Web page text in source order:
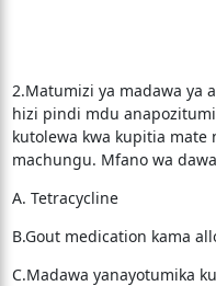
2.Matumizi ya madawa ya
hizi pindi mdu
kutolewa kwa kupitia mate
machungu. Mfano wa
A. Tetracycline
B.Gout medication kama
C.Madawa yanayotumika